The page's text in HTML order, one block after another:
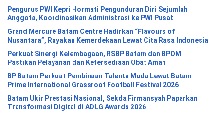
Pengurus PWI Kepri Hormati Pengunduran Diri Sejumlah
Anggota, Koordinasikan Administrasi ke PWI Pusat
Grand Mercure Batam Centre Hadirkan “Flavours of
Nusantara”, Rayakan Kemerdekaan Lewat Cita Rasa Indonesia
Perkuat Sinergi Kelembagaan, RSBP Batam dan BPOM
Pastikan Pelayanan dan Ketersediaan Obat Aman
BP Batam Perkuat Pembinaan Talenta Muda Lewat Batam
Prime International Grassroot Football Festival 2026
Batam Ukir Prestasi Nasional, Sekda Firmansyah Paparkan
Transformasi Digital di ADLG Awards 2026